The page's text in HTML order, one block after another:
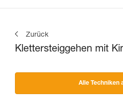
Zurück
Klettersteiggehen mit
Alle Techniken